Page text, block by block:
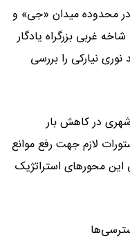
حضور در محدوده میدان «جی» و
غربی بزرگراه یادگار
نیارکی را بررسی
شهری در کاهش بار
لازم جهت رفع موانع
این محورهای استراتژیک